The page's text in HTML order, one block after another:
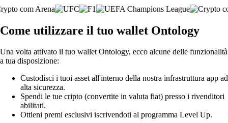
Come utilizzare il tuo wallet Ontology
Una volta attivato il tuo wallet Ontology, ecco alcune delle funzionalità
a tua disposizione:
Custodisci i tuoi asset all'interno della nostra infrastruttura app ad
alta sicurezza.
Spendi le tue cripto (convertite in valuta fiat) presso i rivenditori
abilitati.
Ottieni premi esclusivi iscrivendoti al programma Level Up.